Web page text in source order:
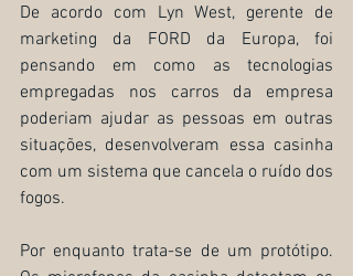
De acordo com Lyn West, gerente de
marketing da FORD da Europa, foi
pensando em como as tecnologias
empregadas nos carros da empresa
poderiam ajudar as pessoas em outras
situações, desenvolveram essa casinha
com um sistema que cancela o ruído dos
fogos.
Por enquanto trata-se de um protótipo.